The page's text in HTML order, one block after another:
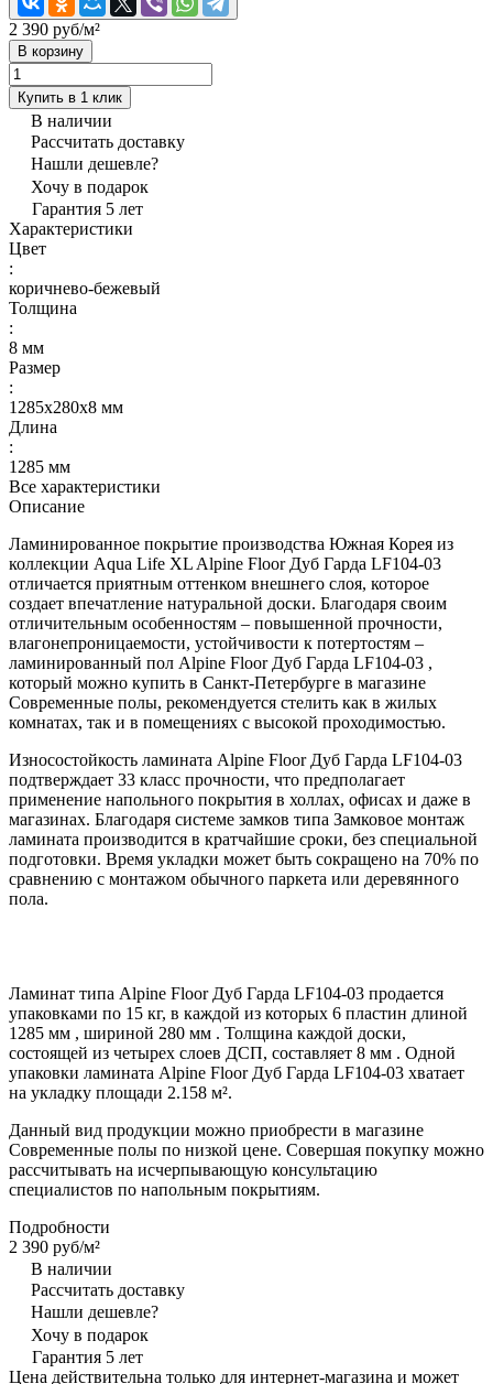
2 390 руб/м²
В корзину
Купить в 1 клик
В наличии
Рассчитать доставку
Нашли дешевле?
Хочу в подарок
Гарантия 5 лет
Характеристики
Цвет
:
коричнево-бежевый
Толщина
:
8 мм
Размер
:
1285х280x8 мм
Длина
:
1285 мм
Все характеристики
Описание
Ламинированное покрытие производства Южная Корея из
коллекции Aqua Life XL Alpine Floor Дуб Гарда LF104-03
отличается приятным оттенком внешнего слоя, которое
создает впечатление натуральной доски. Благодаря своим
отличительным особенностям – повышенной прочности,
влагонепроницаемости, устойчивости к потертостям –
ламинированный пол Alpine Floor Дуб Гарда LF104-03 ,
который можно купить в Санкт-Петербурге в магазине
Современные полы, рекомендуется стелить как в жилых
комнатах, так и в помещениях с высокой проходимостью.
Износостойкость ламината Alpine Floor Дуб Гарда LF104-03
подтверждает 33 класс прочности, что предполагает
применение напольного покрытия в холлах, офисах и даже в
магазинах. Благодаря системе замков типа Замковое монтаж
ламината производится в кратчайшие сроки, без специальной
подготовки. Время укладки может быть сокращено на 70% по
сравнению с монтажом обычного паркета или деревянного
пола.
Ламинат типа Alpine Floor Дуб Гарда LF104-03 продается
упаковками по 15 кг, в каждой из которых 6 пластин длиной
1285 мм , шириной 280 мм . Толщина каждой доски,
состоящей из четырех слоев ДСП, составляет 8 мм . Одной
упаковки ламината Alpine Floor Дуб Гарда LF104-03 хватает
на укладку площади 2.158 м².
Данный вид продукции можно приобрести в магазине
Современные полы по низкой цене. Совершая покупку можно
рассчитывать на исчерпывающую консультацию
специалистов по напольным покрытиям.
Подробности
2 390 руб/м²
В наличии
Рассчитать доставку
Нашли дешевле?
Хочу в подарок
Гарантия 5 лет
Цена действительна только для интернет-магазина и может